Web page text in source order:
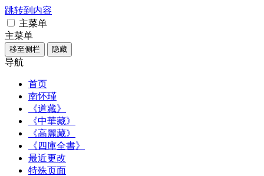
跳转到内容
主菜单
主菜单
移至侧栏 隐藏
导航
首页
南怀瑾
《道藏》
《中華藏》
《高麗藏》
《四庫全書》
最近更改
特殊页面